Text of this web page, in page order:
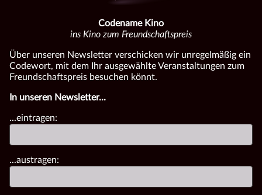
Codename Kino
ins Kino zum Freundschaftspreis
Über unseren Newsletter verschicken wir unregelmäßig ein
Codewort, mit dem Ihr ausgewählte Veranstaltungen zum
Freundschaftspreis besuchen könnt.
In unseren Newsletter...
...eintragen:
...austragen: